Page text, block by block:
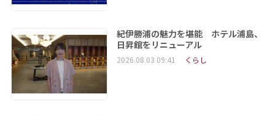
紀伊勝浦の魅力を堪能 ホテル浦島、
日昇館をリニューアル
2026.08.03 09:41 くらし